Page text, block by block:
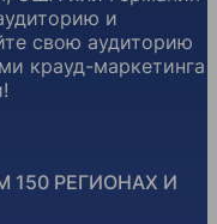
150 РЕГИОНАХ И
и
свою аудиторию
крауд-маркетинга